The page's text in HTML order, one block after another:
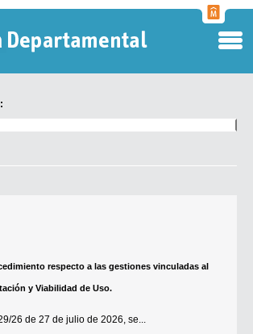
respecto a las gestiones vinculadas al
y Viabilidad de Uso.
26 de 27 de julio de 2026, se...